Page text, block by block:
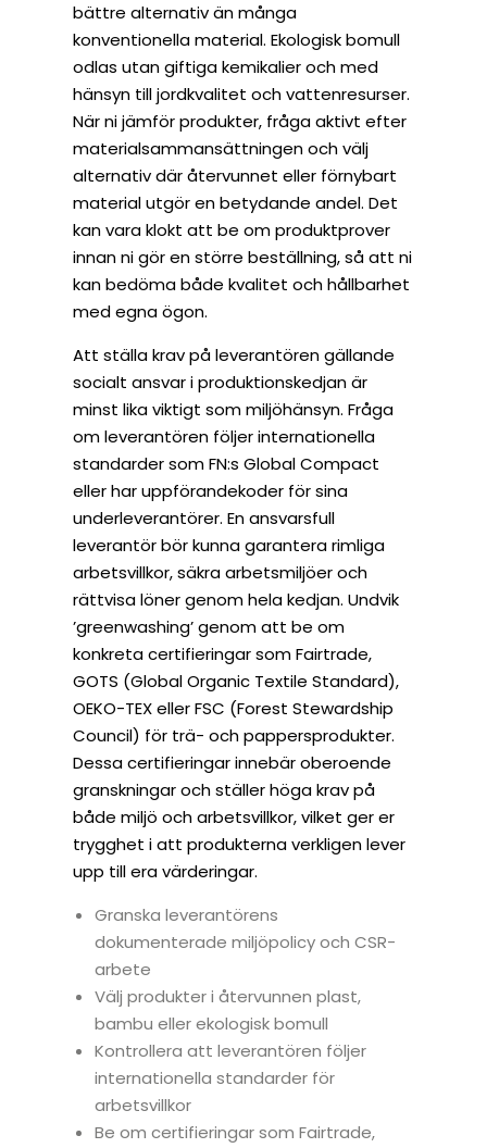
bättre alternativ än många
konventionella material. Ekologisk bomull
odlas utan giftiga kemikalier och med
hänsyn till jordkvalitet och vattenresurser.
När ni jämför produkter, fråga aktivt efter
materialsammansättningen och välj
alternativ där återvunnet eller förnybart
material utgör en betydande andel. Det
kan vara klokt att be om produktprover
innan ni gör en större beställning, så att ni
kan bedöma både kvalitet och hållbarhet
med egna ögon.
Att ställa krav på leverantören gällande
socialt ansvar i produktionskedjan är
minst lika viktigt som miljöhänsyn. Fråga
om leverantören följer internationella
standarder som FN:s Global Compact
eller har uppförandekoder för sina
underleverantörer. En ansvarsfull
leverantör bör kunna garantera rimliga
arbetsvillkor, säkra arbetsmiljöer och
rättvisa löner genom hela kedjan. Undvik
’greenwashing’ genom att be om
konkreta certifieringar som Fairtrade,
GOTS (Global Organic Textile Standard),
OEKO-TEX eller FSC (Forest Stewardship
Council) för trä- och pappersprodukter.
Dessa certifieringar innebär oberoende
granskningar och ställer höga krav på
både miljö och arbetsvillkor, vilket ger er
trygghet i att produkterna verkligen lever
upp till era värderingar.
Granska leverantörens
dokumenterade miljöpolicy och CSR-
arbete
Välj produkter i återvunnen plast,
bambu eller ekologisk bomull
Kontrollera att leverantören följer
internationella standarder för
arbetsvillkor
Be om certifieringar som Fairtrade,